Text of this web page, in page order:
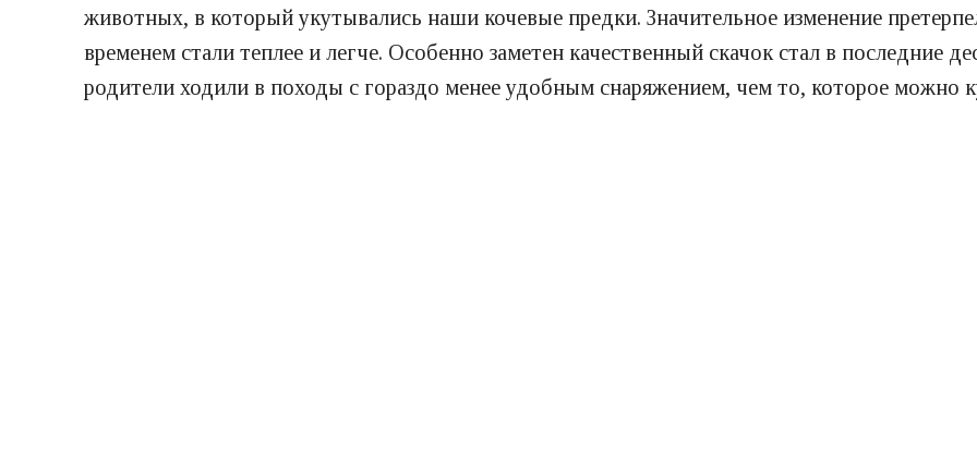
животных, в который укутывались наши кочевые предки. Значительное изменение
временем стали теплее и легче. Особенно заметен качественный скачок стал в последние
родители ходили в походы с гораздо менее удобным снаряжением, чем то, которое можно